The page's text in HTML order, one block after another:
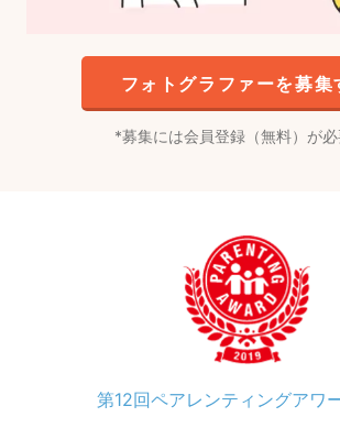
フォトグラファーを募集
募集には会員登録（無料）が
第12回ペアレンティングアワ